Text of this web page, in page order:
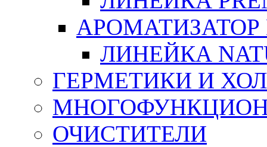
ЛИНЕЙКА
ГЕРМЕТИКИ И
ОЧИСТИТЕЛИ